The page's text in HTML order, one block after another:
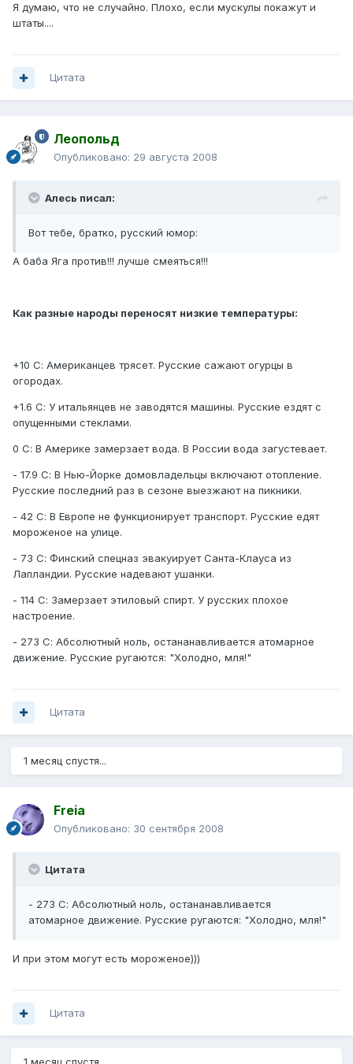
Я думаю, что не случайно. Плохо, если мускулы покажут и
штаты....
Цитата
Леопольд
Опубликовано: 29 августа 2008
Алесь писал:
Вот тебе, братко, русский юмор:
А баба Яга против!!! лучше смеяться!!!
Как разные народы переносят низкие температуры:
+10 С: Американцев трясет. Русские сажают огурцы в
огородах.
+1.6 С: У итальянцев не заводятся машины. Русские ездят с
опущенными стеклами.
0 С: В Америке замерзает вода. В России вода загустевает.
- 17.9 С: В Нью-Йорке домовладельцы включают отопление.
Русские последний раз в сезоне выезжают на пикники.
- 42 С: В Европе не функционирует транспорт. Русские едят
мороженое на улице.
- 73 С: Финский спецназ эвакуирует Санта-Клауса из
Лапландии. Русские надевают ушанки.
- 114 С: Замерзает этиловый спирт. У русских плохое
настроение.
- 273 С: Абсолютный ноль, остананавливается атомарное
движение. Русские ругаются: "Холодно, мля!"
Цитата
1 месяц спустя...
Freia
Опубликовано: 30 сентября 2008
Цитата
- 273 С: Абсолютный ноль, остананавливается
атомарное движение. Русские ругаются: "Холодно, мля!"
И при этом могут есть мороженое)))
Цитата